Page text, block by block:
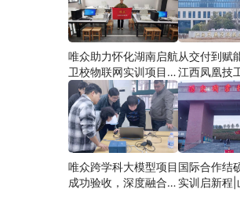
唯众助力怀化湖南启航
卫校物联网实训项目圆
满交付，共筑医工融合
人才培养新生态
从交付到赋
江西凤凰技
“教、学、做
络实训环境
唯众跨学科大模型项目
成功验收，深度融合边
国际合作结
实训启新程|